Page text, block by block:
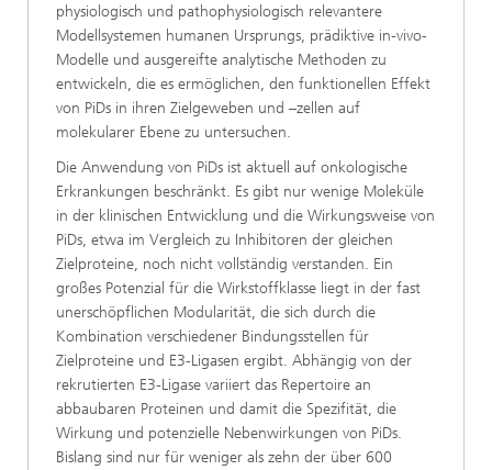
physiologisch und pathophysiologisch relevantere
Modellsystemen humanen Ursprungs, prädiktive in-vivo-
Modelle und ausgereifte analytische Methoden zu
entwickeln, die es ermöglichen, den funktionellen Effekt
von PiDs in ihren Zielgeweben und –zellen auf
molekularer Ebene zu untersuchen.
Die Anwendung von PiDs ist aktuell auf onkologische
Erkrankungen beschränkt. Es gibt nur wenige Moleküle
in der klinischen Entwicklung und die Wirkungsweise von
PiDs, etwa im Vergleich zu Inhibitoren der gleichen
Zielproteine, noch nicht vollständig verstanden. Ein
großes Potenzial für die Wirkstoffklasse liegt in der fast
unerschöpflichen Modularität, die sich durch die
Kombination verschiedener Bindungsstellen für
Zielproteine und E3-Ligasen ergibt. Abhängig von der
rekrutierten E3-Ligase variiert das Repertoire an
abbaubaren Proteinen und damit die Spezifität, die
Wirkung und potenzielle Nebenwirkungen von PiDs.
Bislang sind nur für weniger als zehn der über 600